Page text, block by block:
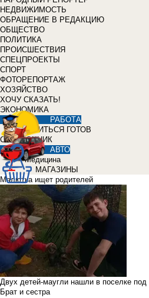
НЕДВИЖИМОСТЬ
ОБРАЩЕНИЕ В РЕДАКЦИЮ
ОБЩЕСТВО
ПОЛИТИКА
ПРОИСШЕСТВИЯ
СПЕЦПРОЕКТЫ
СПОРТ
ФОТОРЕПОРТАЖ
ХОЗЯЙСТВО
ХОЧУ СКАЗАТЬ!
ЭКОНОМИКА
РАБОТА
УЧИТЬСЯ ГОТОВ
СПРАВОЧНИК
АВТО
Медицина
МАГАЗИНЫ
Малютка ищет родителей
Двух детей-маугли нашли в поселке
Брат и сестра